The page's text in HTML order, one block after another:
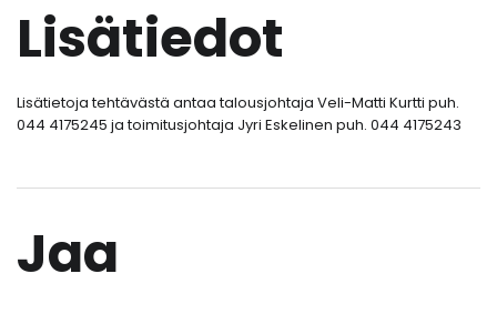
Lisätiedot
Lisätietoja tehtävästä antaa talousjohtaja Veli-Matti Kurtti puh.
044 4175245 ja toimitusjohtaja Jyri Eskelinen puh. 044 4175243
Jaa